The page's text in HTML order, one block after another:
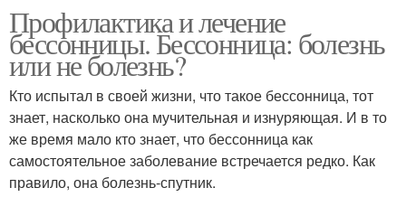
Профилактика и лечение
бессонницы. Бессонница: болезнь
или не болезнь?
Кто испытал в своей жизни, что такое бессонница, тот
знает, насколько она мучительная и изнуряющая. И в то
же время мало кто знает, что бессонница как
самостоятельное заболевание встречается редко. Как
правило, она болезнь-спутник.